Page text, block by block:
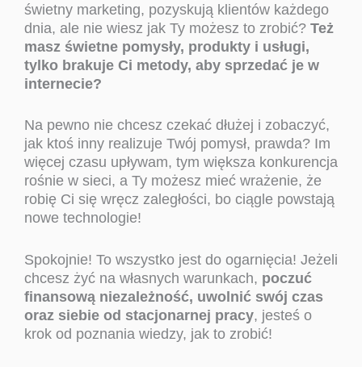
świetny marketing, pozyskują klientów każdego
dnia, ale nie wiesz jak Ty możesz to zrobić? Też
masz świetne pomysły, produkty i usługi,
tylko brakuje Ci metody, aby sprzedać je w
internecie?
Na pewno nie chcesz czekać dłużej i zobaczyć,
jak ktoś inny realizuje Twój pomysł, prawda? Im
więcej czasu upływam, tym większa konkurencja
rośnie w sieci, a Ty możesz mieć wrażenie, że
robię Ci się wręcz zaległości, bo ciągle powstają
nowe technologie!
Spokojnie! To wszystko jest do ogarnięcia! Jeżeli
chcesz żyć na własnych warunkach, poczuć
finansową niezależność, uwolnić swój czas
oraz siebie od stacjonarnej pracy, jesteś o
krok od poznania wiedzy, jak to zrobić!